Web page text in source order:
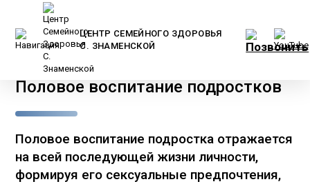
ЦЕНТР СЕМЕЙНОГО ЗДОРОВЬЯ
С. ЗНАМЕНСКОЙ
Главная
/
Половое воспитание подростков
Половое воспитание подростка отражается
на всей последующей жизни личности,
формируя его сексуальные предпочтения,